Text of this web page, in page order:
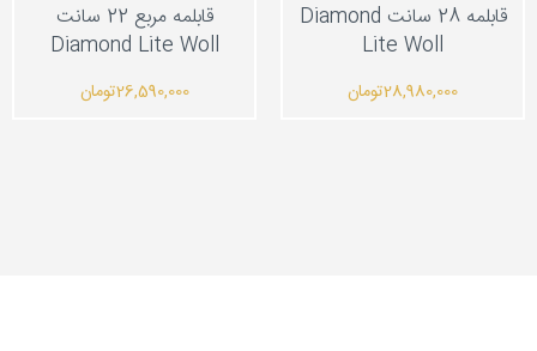
قابلمه مربع 22 سانت
Diamond Lite Woll
26,590,000تومان
قابلمه 28 سانت Diamond
Lite Woll
28,980,000تومان